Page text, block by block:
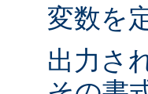
変数を
出力さ